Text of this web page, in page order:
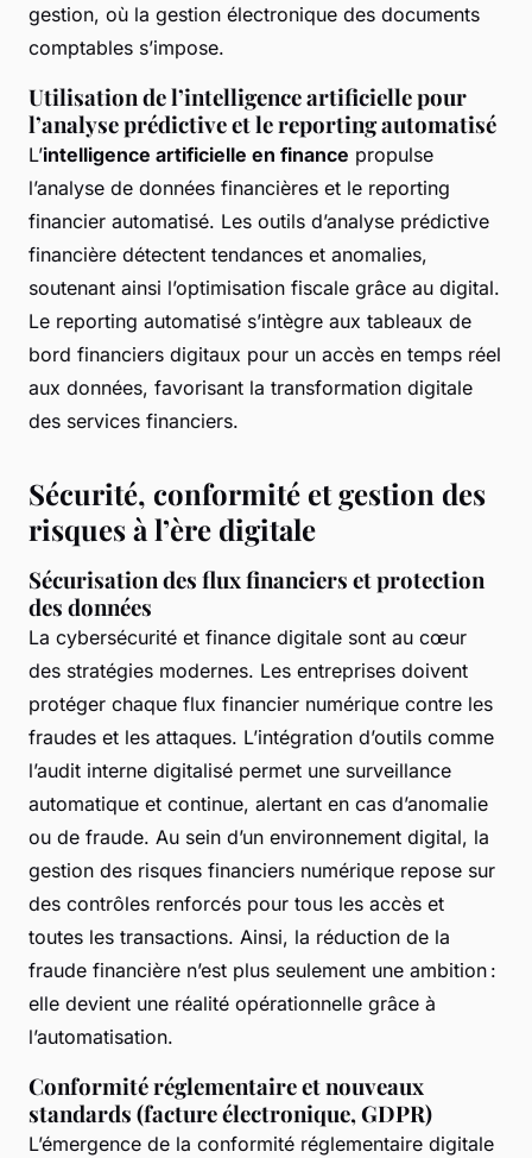
gestion, où la gestion électronique des documents
comptables s’impose.
Utilisation de l’intelligence artificielle pour
l’analyse prédictive et le reporting automatisé
L’intelligence artificielle en finance propulse
l’analyse de données financières et le reporting
financier automatisé. Les outils d’analyse prédictive
financière détectent tendances et anomalies,
soutenant ainsi l’optimisation fiscale grâce au digital.
Le reporting automatisé s’intègre aux tableaux de
bord financiers digitaux pour un accès en temps réel
aux données, favorisant la transformation digitale
des services financiers.
Sécurité, conformité et gestion des
risques à l’ère digitale
Sécurisation des flux financiers et protection
des données
La cybersécurité et finance digitale sont au cœur
des stratégies modernes. Les entreprises doivent
protéger chaque flux financier numérique contre les
fraudes et les attaques. L’intégration d’outils comme
l’audit interne digitalisé permet une surveillance
automatique et continue, alertant en cas d’anomalie
ou de fraude. Au sein d’un environnement digital, la
gestion des risques financiers numérique repose sur
des contrôles renforcés pour tous les accès et
toutes les transactions. Ainsi, la réduction de la
fraude financière n’est plus seulement une ambition :
elle devient une réalité opérationnelle grâce à
l’automatisation.
Conformité réglementaire et nouveaux
standards (facture électronique, GDPR)
L’émergence de la conformité réglementaire digitale